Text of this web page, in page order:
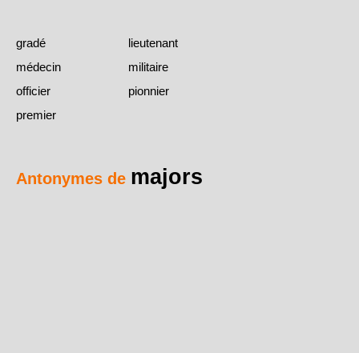
gradé
lieutenant
médecin
militaire
officier
pionnier
premier
Antonymes de majors